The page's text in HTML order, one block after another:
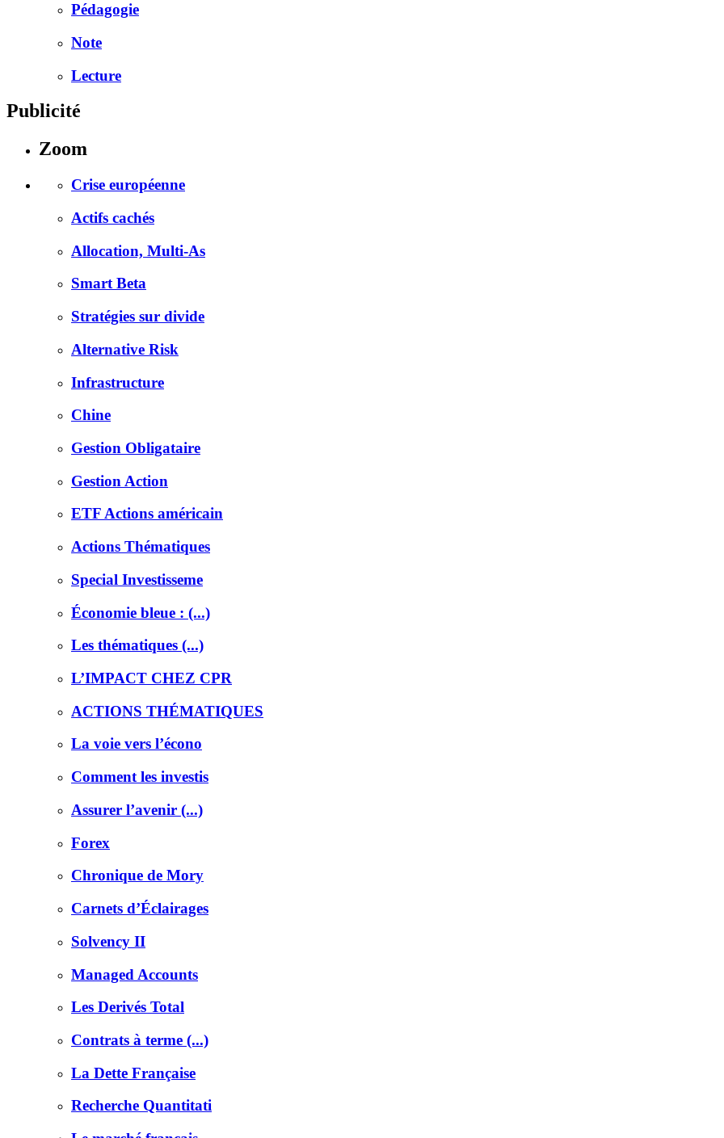
Pédagogie
Note
Lecture
Publicité
Zoom
Crise européenne
Actifs cachés
Allocation, Multi-As
Smart Beta
Stratégies sur divide
Alternative Risk
Infrastructure
Chine
Gestion Obligataire
Gestion Action
ETF Actions américain
Actions Thématiques
Special Investisseme
Économie bleue : (...)
Les thématiques (...)
L’IMPACT CHEZ CPR
ACTIONS THÉMATIQUES
La voie vers l’écono
Comment les investis
Assurer l’avenir (...)
Forex
Chronique de Mory
Carnets d’Éclairages
Solvency II
Managed Accounts
Les Derivés Total
Contrats à terme (...)
La Dette Française
Recherche Quantitati